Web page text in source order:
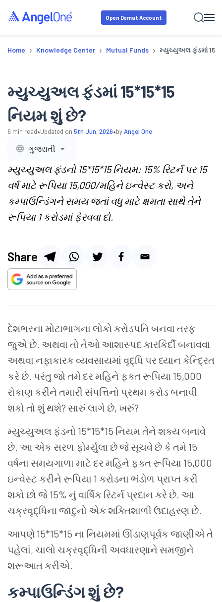
Open Demat Account
Home › Knowledge Center › Mutual Funds › મ્યુચ્યુઅલ ફંડમાં
મ્યુચ્યુઅલ ફંડમાં 15*15*15
નિયમ શું છે?
6 min read•Updated on 5th Jun, 2026•byAngel One
ગુજરાતી
મ્યુચ્યુઅલ ફંડનો 15*15*15 નિયમ: 15% રિટર્ન પર 15
વર્ષ માટે રૂપિયા 15,000/મહિને ઇન્વેસ્ટ કરો, અને
કમ્પાઉન્ડિંગને સમય જતાં વધુ માટે ક્ષમતા સાથે તેને
રૂપિયા 1 કરોડમાં ફેરવવા દો.
Share
દેશભરના મોટાભાગના લોકો કરોડપતિ બનવા તરફ
જુએ છે. અથવા તો તેઓ આશાસ્પદ કારકિર્દી બનાવવા
અથવા નફાકારક વ્યવસાયમાં વૃદ્ધિ પર ધ્યાન કેન્દ્રિત
કરે છે. પરંતુ જો તમે દર મહિને ફક્ત રૂપિયા 15,000
રોકાણ કરીને તમારી સંપત્તિનો પ્રથમ કરોડ બનાવી
શકો તો શું થશે? સારું લાગે છે, ખરું?
મ્યુચ્યુઅલ ફંડનો 15*15*15 નિયમ તેને શક્ય બનાવે
છે. આ એક સરળ ફોર્મ્યુલા છે જે સૂચવે છે કે તમે 15
વર્ષના સમયગાળા માટે દર મહિને ફક્ત રૂપિયા 15,000
ઇન્વેસ્ટ કરીને રૂપિયા 1 કરોડના ભંડોળ પ્રાપ્ત કરી
શકો છો જે 15% નું વાર્ષિક રિટર્ન પ્રદાન કરે છે. આ
ચક્રવૃદ્ધિના જાદુનો એક શક્તિશાળી ઉદાહરણ છે.
આપણે 15*15*15 ના નિયમમાં ઊંડાણપૂર્વક જાણીએ તે
પહેલાં, ચાલો ચક્રવૃદ્ધિની અવધારણાને સમજીને
શરૂઆત કરીએ.
કમ્પાઉન્ડિંગ શું છે?